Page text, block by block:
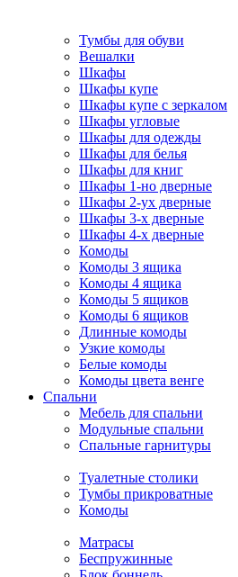
Тумбы для обуви
Вешалки
Шкафы
Шкафы купе
Шкафы купе с зеркалом
Шкафы угловые
Шкафы для одежды
Шкафы для белья
Шкафы для книг
Шкафы 1-но дверные
Шкафы 2-ух дверные
Шкафы 3-х дверные
Шкафы 4-х дверные
Комоды
Комоды 3 ящика
Комоды 4 ящика
Комоды 5 ящиков
Комоды 6 ящиков
Длинные комоды
Узкие комоды
Белые комоды
Комоды цвета венге
Спальни
Мебель для спальни
Модульные спальни
Спальные гарнитуры
Туалетные столики
Тумбы прикроватные
Комоды
Матрасы
Беспружинные